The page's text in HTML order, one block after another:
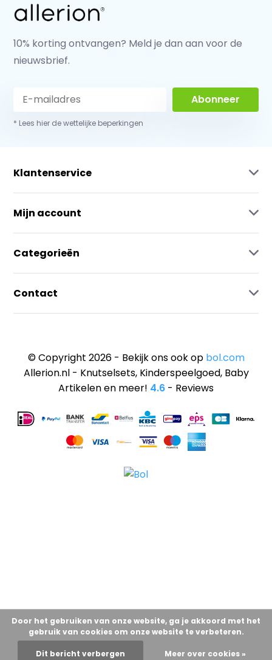
10% korting ontvangen? Meld je dan aan voor de
nieuwsbrief.
Abonneer
* Lees hier de wettelijke beperkingen
Klantenservice
Mijn account
Categorieën
Contact
© Copyright 2026 - Bekijk ons ook op bol.com
Allerion.nl - Knutselsets, Kinderspeelgoed, Baby
Artikelen en meer! 4.6 - Reviews
Door het gebruiken van onze website, ga je akkoord met het
gebruik van cookies om onze website te verbeteren.
Dit bericht verbergen Meer over cookies »